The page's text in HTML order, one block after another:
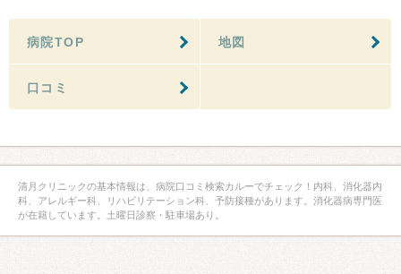
病院TOP 地図
口コミ
清月クリニックの基本情報は、病院口コミ検索カルーでチェック！内科、消化器内
科、アレルギー科、リハビリテーション科、予防接種があります。消化器病専門医
が在籍しています。土曜日診察・駐車場あり。